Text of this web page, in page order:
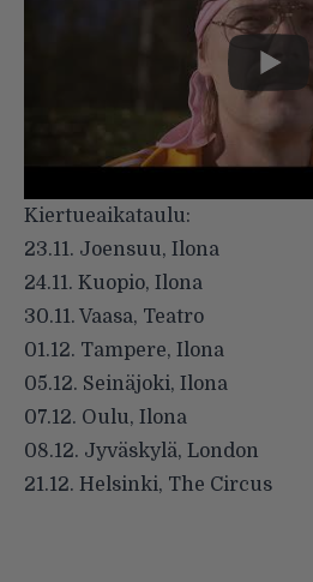
Kiertueaikataulu:
23.11. Joensuu, Ilona
24.11. Kuopio, Ilona
30.11. Vaasa, Teatro
01.12. Tampere, Ilona
05.12. Seinäjoki, Ilona
07.12. Oulu, Ilona
08.12. Jyväskylä, London
21.12. Helsinki, The Circus